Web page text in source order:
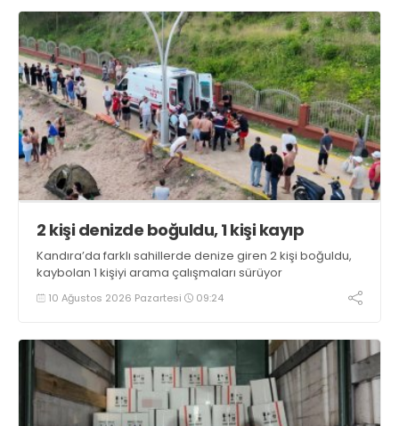
2 kişi denizde boğuldu, 1 kişi kayıp
Kandıra’da farklı sahillerde denize giren 2 kişi boğuldu,
kaybolan 1 kişiyi arama çalışmaları sürüyor
10 Ağustos 2026 Pazartesi 09:24